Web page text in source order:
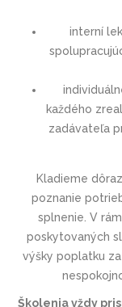
interní
každého
zadávateľa
Kladieme
poznanie
splnenie. V
poskytovaných
výšky poplatku
Školenia vždy